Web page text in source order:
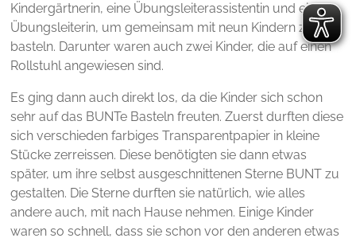
Kindergärtnerin, eine Übungsleiterassistentin und eine
Übungsleiterin, um gemeinsam mit neun Kindern zu
basteln. Darunter waren auch zwei Kinder, die auf einen
Rollstuhl angewiesen sind.
Es ging dann auch direkt los, da die Kinder sich schon
sehr auf das BUNTe Basteln freuten. Zuerst durften diese
sich verschieden farbiges Transparentpapier in kleine
Stücke zerreissen. Diese benötigten sie dann etwas
später, um ihre selbst ausgeschnittenen Sterne BUNT zu
gestalten. Die Sterne durften sie natürlich, wie alles
andere auch, mit nach Hause nehmen. Einige Kinder
waren so schnell, dass sie schon vor den anderen etwas